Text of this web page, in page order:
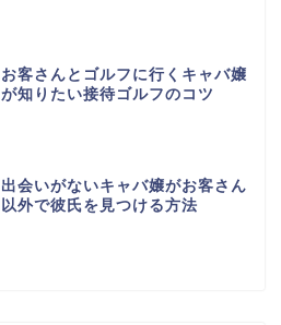
お客さんとゴルフに行くキャバ嬢
が知りたい接待ゴルフのコツ
出会いがないキャバ嬢がお客さん
以外で彼氏を見つける方法